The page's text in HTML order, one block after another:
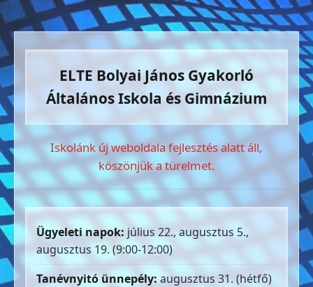
ELTE Bolyai János Gyakorló
Általános Iskola és Gimnázium
Iskolánk új weboldala fejlesztés alatt áll,
köszönjük a türelmet.
Ügyeleti napok: július 22., augusztus 5.,
augusztus 19. (9:00-12:00)
Tanévnyitó ünnepély: augusztus 31. (hétfő)